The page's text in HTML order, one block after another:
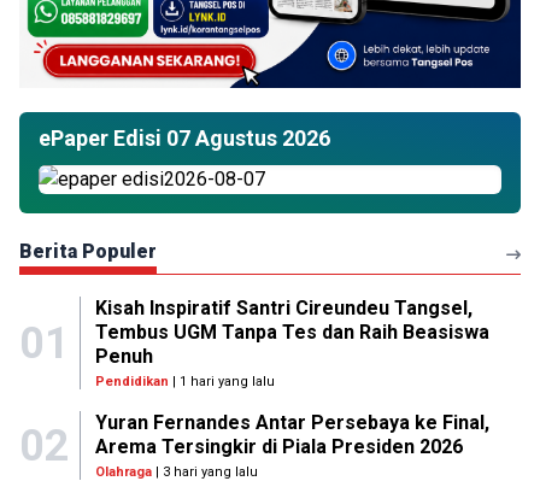
ePaper Edisi 07 Agustus 2026
Berita Populer
01
Kisah Inspiratif Santri Cireundeu Tangsel,
Tembus UGM Tanpa Tes dan Raih Beasiswa
Penuh
Pendidikan | 1 hari yang lalu
02
Yuran Fernandes Antar Persebaya ke Final,
Arema Tersingkir di Piala Presiden 2026
Olahraga| 3 hari yang lalu